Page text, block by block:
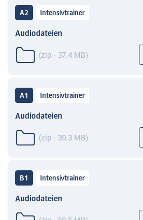
A2 Intensivtrainer
Audiodateien
(zip · 37.4 MB)
A1 Intensivtrainer
Audiodateien
(zip · 39.3 MB)
B1 Intensivtrainer
Audiodateien